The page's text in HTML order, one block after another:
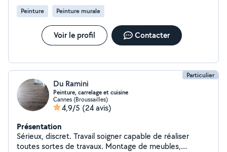
Peinture Peinture murale
Voir le profil Contacter
Particulier
Du Ramini
Peinture, carrelage et cuisine
Cannes (Broussailles)
4,9/5 (24 avis)
Présentation
Sérieux, discret. Travail soigner capable de réaliser
toutes sortes de travaux. Montage de meubles,